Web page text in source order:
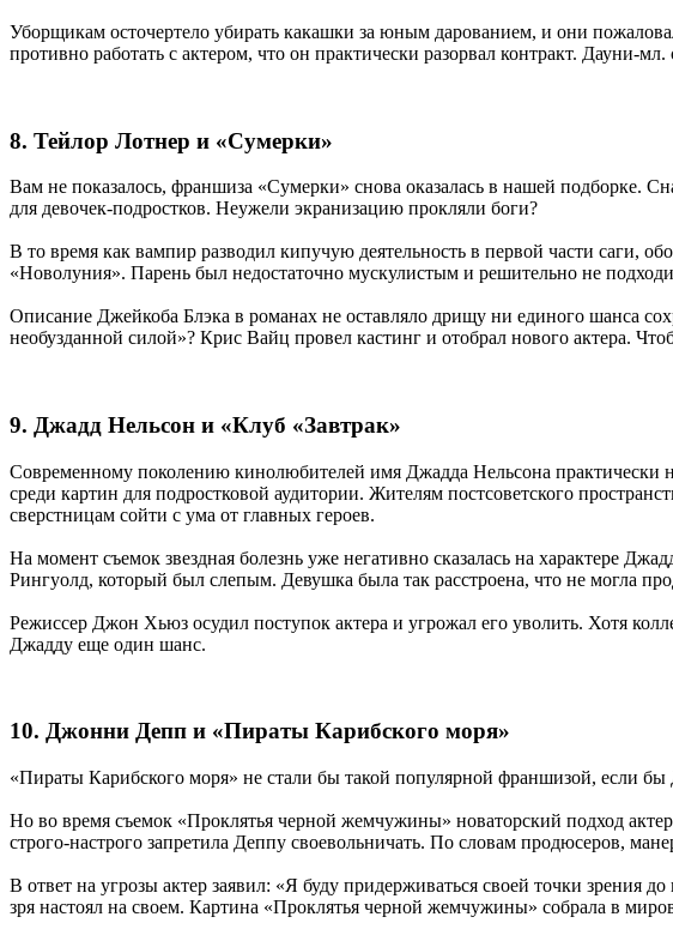
Уборщикам осточертело убирать какашки за юным дарованием, и они
противно работать с актером, что он практически разорвал контракт. Дауни-
8. Тейлор Лотнер и «Сумерки»
Вам не показалось, франшиза «Сумерки» снова оказалась в нашей подборке.
для девочек-подростков. Неужели экранизацию прокляли боги?
В то время как вампир разводил кипучую деятельность в первой части саги,
«Новолуния». Парень был недостаточно мускулистым и решительно не
Описание Джейкоба Блэка в романах не оставляло дрищу ни единого шанса
необузданной силой»? Крис Вайц провел кастинг и отобрал нового актера.
9. Джадд Нельсон и «Клуб «Завтрак»
Современному поколению кинолюбителей имя Джадда Нельсона практически
среди картин для подростковой аудитории. Жителям постсоветского
сверстницам сойти с ума от главных героев.
На момент съемок звездная болезнь уже негативно сказалась на характере
Рингуолд, который был слепым. Девушка была так расстроена, что не могла
Режиссер Джон Хьюз осудил поступок актера и угрожал его уволить. Хотя
Джадду еще один шанс.
10. Джонни Депп и «Пираты Карибского моря»
«Пираты Карибского моря» не стали бы такой популярной франшизой, если
Но во время съемок «Проклятья черной жемчужины» новаторский подход
строго-настрого запретила Деппу своевольничать. По словам продюсеров,
В ответ на угрозы актер заявил: «Я буду придерживаться своей точки
зря настоял на своем. Картина «Проклятья черной жемчужины» собрала в